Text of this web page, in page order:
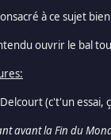
à ce sujet
ouvrir le bal
(c't'un essai,
avant la Fin du